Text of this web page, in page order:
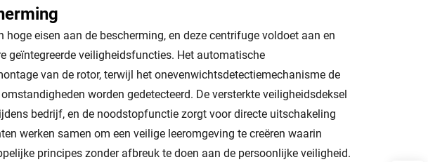
eisen aan de bescherming, en deze centrifuge voldoet aan en
geïntegreerde veiligheidsfuncties. Het automatische
van de rotor, terwijl het onevenwichtsdetectiemechanisme de
worden gedetecteerd. De versterkte veiligheidsdeksel
bedrijf, en de noodstopfunctie zorgt voor directe uitschakeling
werken samen om een veilige leeromgeving te creëren waarin
principes zonder afbreuk te doen aan de persoonlijke veiligheid.